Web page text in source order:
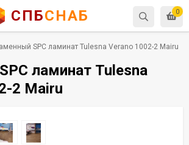
0
СПБСНАБ
SPC ламинат Tulesna Verano 1002-2 Mairu
ламинат Tulesna
2 Mairu